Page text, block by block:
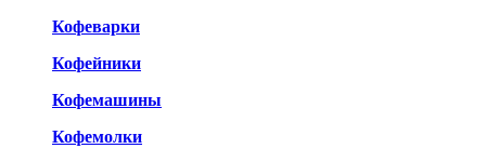
Кофеварки
Кофейники
Кофемашины
Кофемолки